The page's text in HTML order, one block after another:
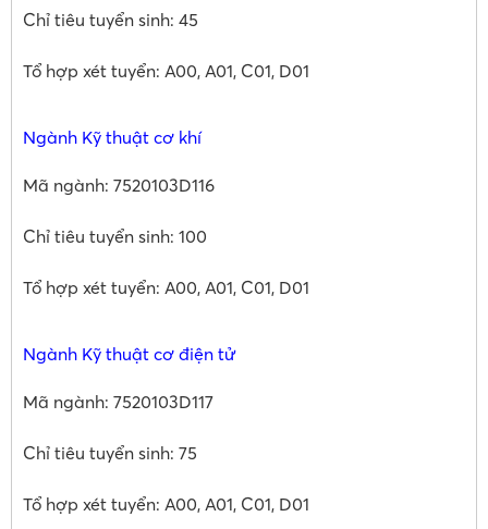
Chỉ tiêu tuyển sinh: 45
Tổ hợp xét tuyển: A00, A01, C01, D01
Ngành Kỹ thuật cơ khí
Mã ngành: 7520103D116
Chỉ tiêu tuyển sinh: 100
Tổ hợp xét tuyển: A00, A01, C01, D01
Ngành Kỹ thuật cơ điện tử
Mã ngành: 7520103D117
Chỉ tiêu tuyển sinh: 75
Tổ hợp xét tuyển: A00, A01, C01, D01